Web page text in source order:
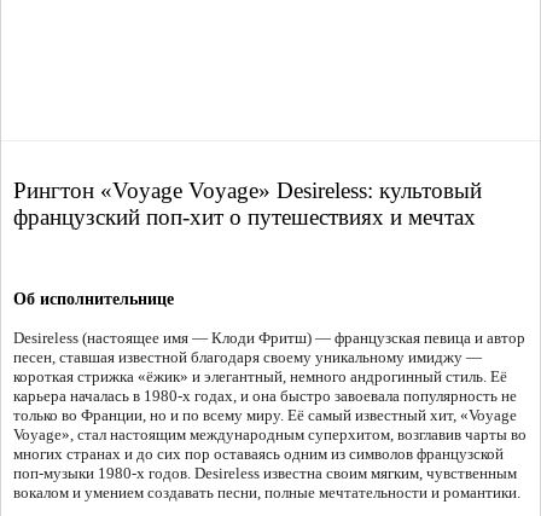
Рингтон «Voyage Voyage» Desireless: культовый
французский поп-хит о путешествиях и мечтах
Об исполнительнице
Desireless (настоящее имя — Клоди Фритш) — французская певица и автор
песен, ставшая известной благодаря своему уникальному имиджу —
короткая стрижка «ёжик» и элегантный, немного андрогинный стиль. Её
карьера началась в 1980-х годах, и она быстро завоевала популярность не
только во Франции, но и по всему миру. Её самый известный хит, «Voyage
Voyage», стал настоящим международным суперхитом, возглавив чарты во
многих странах и до сих пор оставаясь одним из символов французской
поп-музыки 1980-х годов. Desireless известна своим мягким, чувственным
вокалом и умением создавать песни, полные мечтательности и романтики.